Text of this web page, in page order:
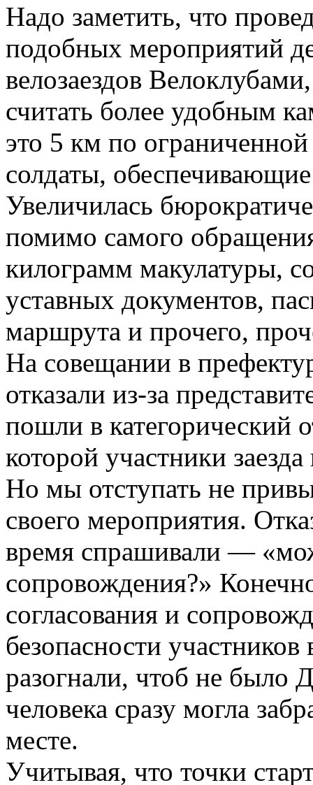
Надо заметить, что
подобных мероприятий
велозаездов
считать более удобным
это 5 км по
солдаты, обеспечивающие
Увеличилась
помимо самого
килограмм макулатуры,
уставных документов,
маршрута и прочего,
На совещании в
отказали из-за
пошли в категорический
которой участники
Но мы отступать не
своего мероприятия.
время спрашивали —
сопровождения?»
согласования и
безопасности
разогнали, чтоб не было
человека сразу могла
месте.
Учитывая, что точки